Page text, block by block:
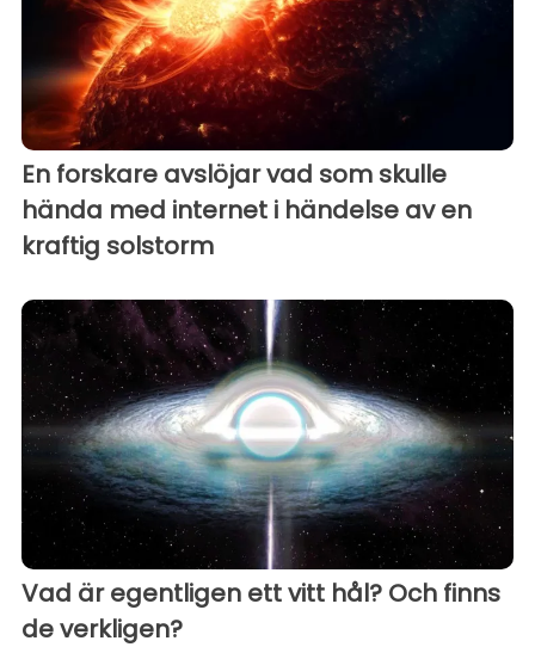
En forskare avslöjar vad som skulle
hända med internet i händelse av en
kraftig solstorm
Vad är egentligen ett vitt hål? Och finns
de verkligen?